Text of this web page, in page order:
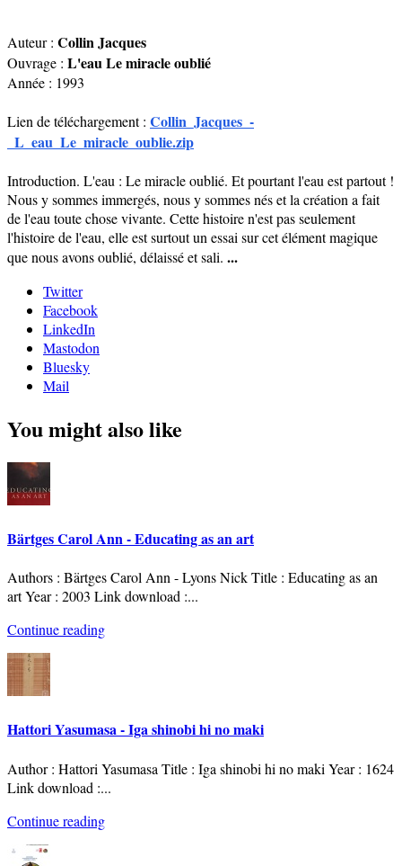
Auteur : Collin Jacques
Ouvrage : L'eau Le miracle oublié
Année : 1993
Lien de téléchargement : Collin_Jacques_-
_L_eau_Le_miracle_oublie.zip
Introduction. L'eau : Le miracle oublié. Et pourtant l'eau est partout !
Nous y sommes immergés, nous y sommes nés et la création a fait
de l'eau toute chose vivante. Cette histoire n'est pas seulement
l'histoire de l'eau, elle est surtout un essai sur cet élément magique
que nous avons oublié, délaissé et sali. ...
Twitter
Facebook
LinkedIn
Mastodon
Bluesky
Mail
You might also like
Bärtges Carol Ann - Educating as an art
Authors : Bärtges Carol Ann - Lyons Nick Title : Educating as an
art Year : 2003 Link download :...
Continue reading
Hattori Yasumasa - Iga shinobi hi no maki
Author : Hattori Yasumasa Title : Iga shinobi hi no maki Year : 1624
Link download :...
Continue reading